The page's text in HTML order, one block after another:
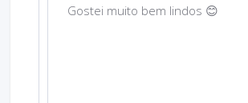
Gostei muito bem lindos 😊